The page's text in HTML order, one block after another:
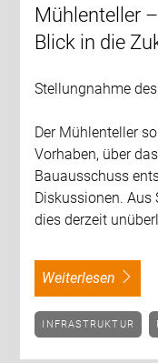
Mühlenteller
Blick in die
Stellungnahme
Der Mühlenteller
Vorhaben, über
Bauausschuss
Diskussionen. Aus
dies derzeit
weiterlesen
INFRASTRUKTUR